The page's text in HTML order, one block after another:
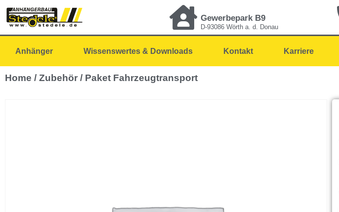
Gewerbepark B9
D-93086 Wörth a. d. Donau
Anhänger Wissenswertes & Downloads Kontakt Karriere
Home / Zubehör / Paket Fahrzeugtransport